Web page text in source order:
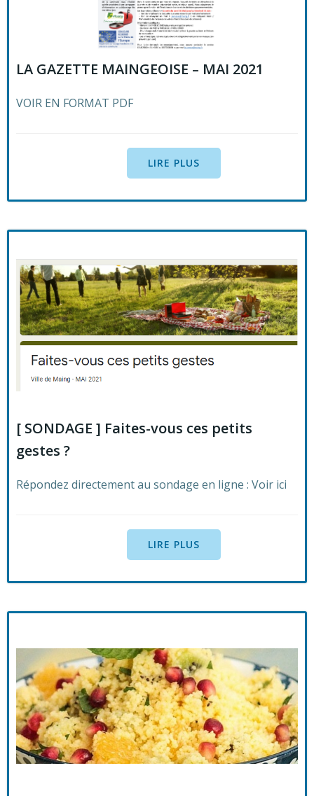
LA GAZETTE MAINGEOISE – MAI 2021
VOIR EN FORMAT PDF
LIRE PLUS
[ SONDAGE ] Faites-vous ces petits
gestes ?
Répondez directement au sondage en ligne : Voir ici
LIRE PLUS